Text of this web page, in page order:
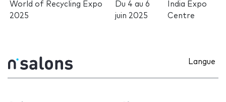
World of Recycling Expo
2025
Du 4 au6
juin 2025
India Expo
Centre
Langue